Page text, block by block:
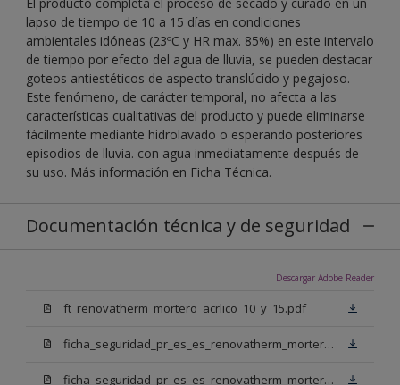
lapso de tiempo de 10 a 15 días en condiciones
ambientales idóneas (23ºC y HR max. 85%) en este intervalo
de tiempo por efecto del agua de lluvia, se pueden destacar
goteos antiestéticos de aspecto translúcido y pegajoso.
Este fenómeno, de carácter temporal, no afecta a las
características cualitativas del producto y puede eliminarse
fácilmente mediante hidrolavado o esperando posteriores
episodios de lluvia. con agua inmediatamente después de
su uso. Más información en Ficha Técnica.
Documentación técnica y de seguridad
Descargar Adobe Reader
ft_renovatherm_mortero_acrlico_10_y_15.pdf
ficha_seguridad_pr_es_es_renovatherm_mortero_acrilico_10_bn.pdf
ficha_seguridad_pr_es_es_renovatherm_mortero_acrilico_10_bb.pdf